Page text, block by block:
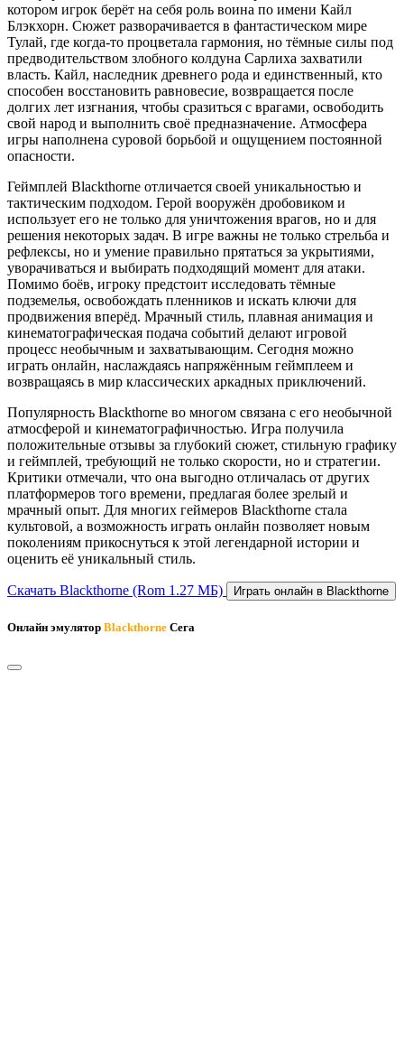
котором игрок берёт на себя роль воина по имени Кайл
Блэкхорн. Сюжет разворачивается в фантастическом мире
Тулай, где когда-то процветала гармония, но тёмные силы под
предводительством злобного колдуна Сарлиха захватили
власть. Кайл, наследник древнего рода и единственный, кто
способен восстановить равновесие, возвращается после
долгих лет изгнания, чтобы сразиться с врагами, освободить
свой народ и выполнить своё предназначение. Атмосфера
игры наполнена суровой борьбой и ощущением постоянной
опасности.
Геймплей Blackthorne отличается своей уникальностью и
тактическим подходом. Герой вооружён дробовиком и
использует его не только для уничтожения врагов, но и для
решения некоторых задач. В игре важны не только стрельба и
рефлексы, но и умение правильно прятаться за укрытиями,
уворачиваться и выбирать подходящий момент для атаки.
Помимо боёв, игроку предстоит исследовать тёмные
подземелья, освобождать пленников и искать ключи для
продвижения вперёд. Мрачный стиль, плавная анимация и
кинематографическая подача событий делают игровой
процесс необычным и захватывающим. Сегодня можно
играть онлайн, наслаждаясь напряжённым геймплеем и
возвращаясь в мир классических аркадных приключений.
Популярность Blackthorne во многом связана с его необычной
атмосферой и кинематографичностью. Игра получила
положительные отзывы за глубокий сюжет, стильную графику
и геймплей, требующий не только скорости, но и стратегии.
Критики отмечали, что она выгодно отличалась от других
платформеров того времени, предлагая более зрелый и
мрачный опыт. Для многих геймеров Blackthorne стала
культовой, а возможность играть онлайн позволяет новым
поколениям прикоснуться к этой легендарной истории и
оценить её уникальный стиль.
Скачать Blackthorne (Rom 1.27 МБ) Играть онлайн в Blackthorne
Онлайн эмулятор Blackthorne Сега